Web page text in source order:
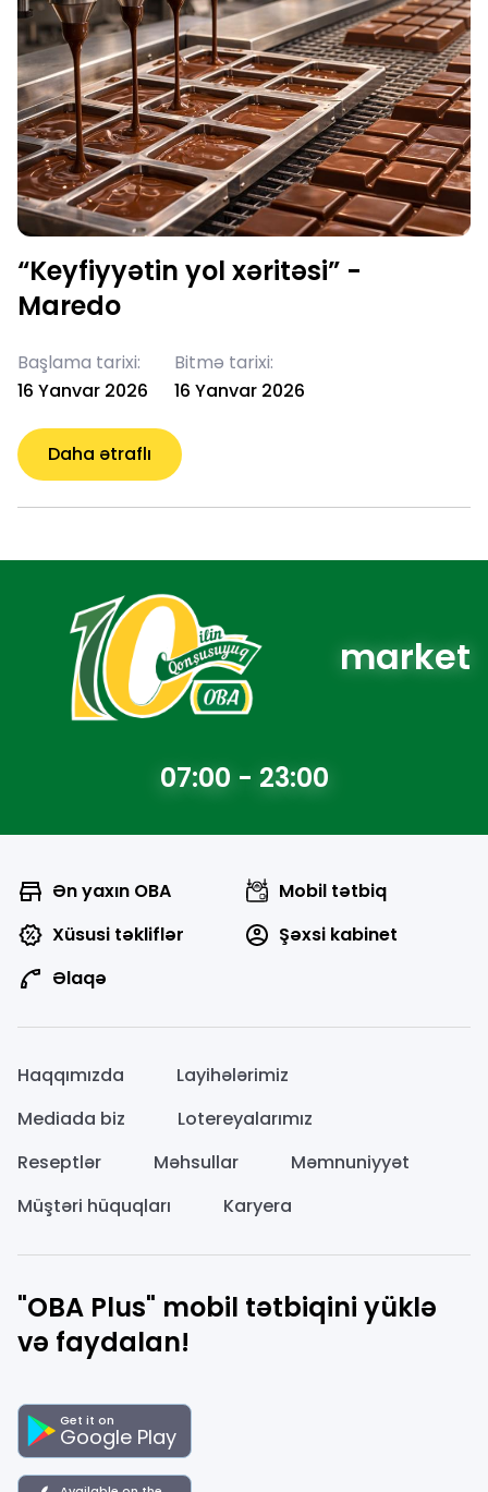
“Keyfiyyətin yol xəritəsi” -
Maredo
Başlama tarixi:
16 Yanvar 2026
Bitmə tarixi:
16 Yanvar 2026
Daha ətraflı
market
07:00 - 23:00
Ən yaxın OBA
Mobil tətbiq
Xüsusi təkliflər
Şəxsi kabinet
Əlaqə
Haqqımızda
Layihələrimiz
Mediada biz
Lotereyalarımız
Reseptlər
Məhsullar
Məmnuniyyət
Müştəri hüquqları
Karyera
"OBA Plus" mobil tətbiqini yüklə
və faydalan!
Get it on
Google Play